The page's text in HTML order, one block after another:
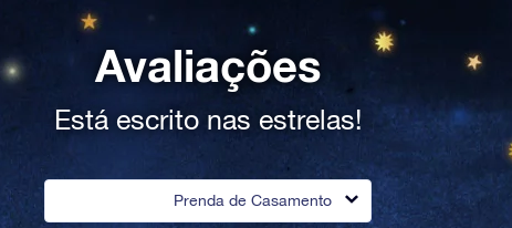
Avaliações
Está escrito nas estrelas!
Prenda de Casamento